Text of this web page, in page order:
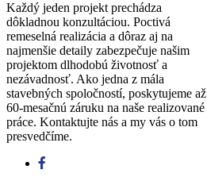
Každý jeden projekt prechádza
dôkladnou konzultáciou. Poctivá
remeselná realizácia a dôraz aj na
najmenšie detaily zabezpečuje našim
projektom dlhodobú životnosť a
nezávadnosť. Ako jedna z mála
stavebných spoločností, poskytujeme až
60-mesačnú záruku na naše realizované
práce. Kontaktujte nás a my vás o tom
presvedčíme.